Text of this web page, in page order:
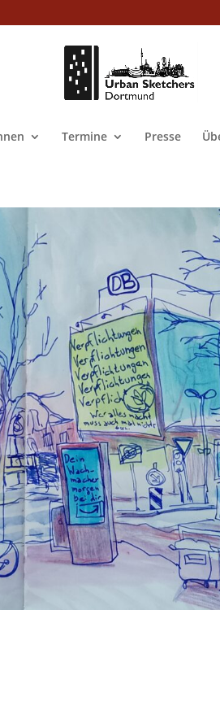
Termine Presse